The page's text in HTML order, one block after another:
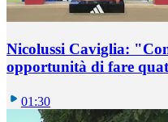
Nicolussi Caviglia:
opportunità di fare
01:30